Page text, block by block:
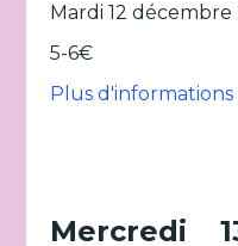
Mardi 12 décembre
5-6€
Plus d'informations
Mercredi